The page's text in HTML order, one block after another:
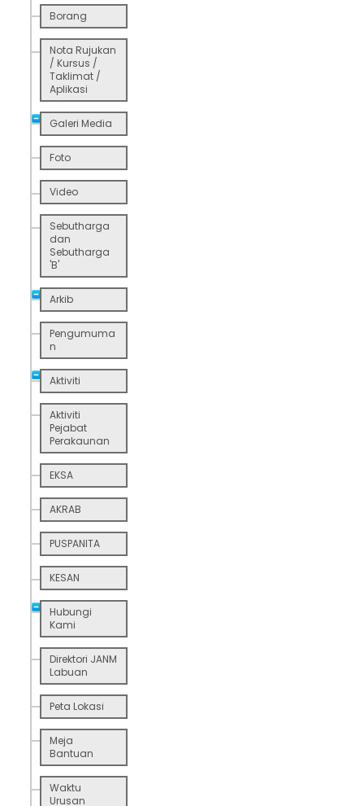
Borang
Nota Rujukan
/ Kursus /
Taklimat /
Aplikasi
Galeri Media
Foto
Video
Sebutharga
dan
Sebutharga
'B'
Arkib
Pengumuma
n
Aktiviti
Aktiviti
Pejabat
Perakaunan
EKSA
AKRAB
PUSPANITA
KESAN
Hubungi
Kami
Direktori JANM
Labuan
Peta Lokasi
Meja
Bantuan
Waktu
Urusan